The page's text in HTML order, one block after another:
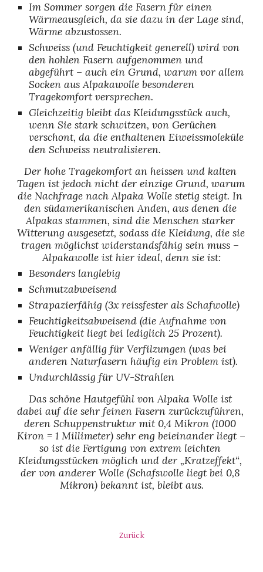
Im Sommer sorgen die Fasern für einen
Wärmeausgleich, da sie dazu in der Lage sind,
Wärme abzustossen.
Schweiss (und Feuchtigkeit generell) wird von
den hohlen Fasern aufgenommen und
abgeführt – auch ein Grund, warum vor allem
Socken aus Alpakawolle besonderen
Tragekomfort versprechen.
Gleichzeitig bleibt das Kleidungsstück auch,
wenn Sie stark schwitzen, von Gerüchen
verschont, da die enthaltenen Eiweissmoleküle
den Schweiss neutralisieren.
Der hohe Tragekomfort an heissen und kalten
Tagen ist jedoch nicht der einzige Grund, warum
die Nachfrage nach Alpaka Wolle stetig steigt. In
den südamerikanischen Anden, aus denen die
Alpakas stammen, sind die Menschen starker
Witterung ausgesetzt, sodass die Kleidung, die sie
tragen möglichst widerstandsfähig sein muss –
Alpakawolle ist hier ideal, denn sie ist:
Besonders langlebig
Schmutzabweisend
Strapazierfähig (3x reissfester als Schafwolle)
Feuchtigkeitsabweisend (die Aufnahme von
Feuchtigkeit liegt bei lediglich 25 Prozent).
Weniger anfällig für Verfilzungen (was bei
anderen Naturfasern häufig ein Problem ist).
Undurchlässig für UV-Strahlen
Das schöne Hautgefühl von Alpaka Wolle ist
dabei auf die sehr feinen Fasern zurückzuführen,
deren Schuppenstruktur mit 0,4 Mikron (1000
Kiron = 1 Millimeter) sehr eng beieinander liegt –
so ist die Fertigung von extrem leichten
Kleidungsstücken möglich und der „Kratzeffekt“,
der von anderer Wolle (Schafswolle liegt bei 0,8
Mikron) bekannt ist, bleibt aus.
Zurück